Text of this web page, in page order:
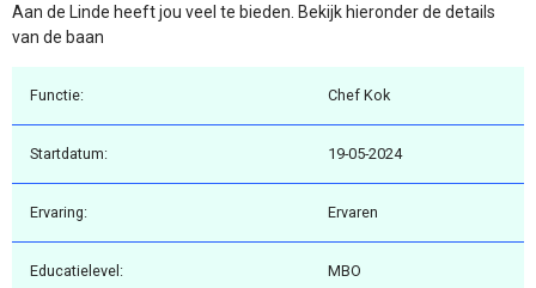
Aan de Linde heeft jou veel te bieden. Bekijk hieronder de details
van de baan
Functie: Chef Kok
Startdatum: 19-05-2024
Ervaring: Ervaren
Educatielevel: MBO